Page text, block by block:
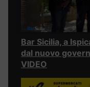
Bar Sicilia, a
dal nuovo
VIDEO